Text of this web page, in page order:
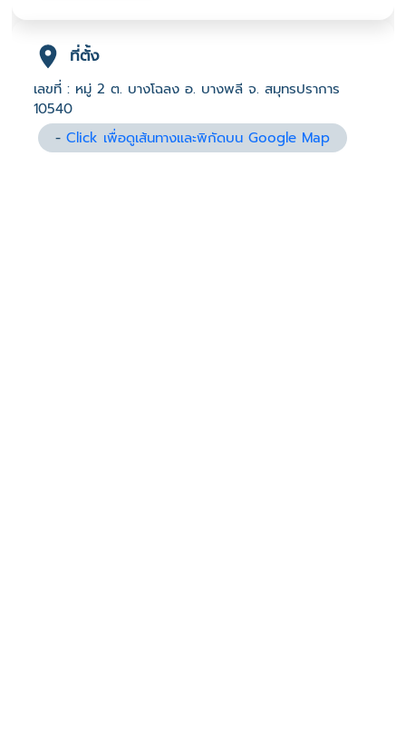
ที่ตั้ง
เลขที่ : หมู่ 2 ต. บางโฉลง อ. บางพลี จ. สมุทรปราการ
10540
-Click เพื่อดูเส้นทางและพิกัดบน Google Map